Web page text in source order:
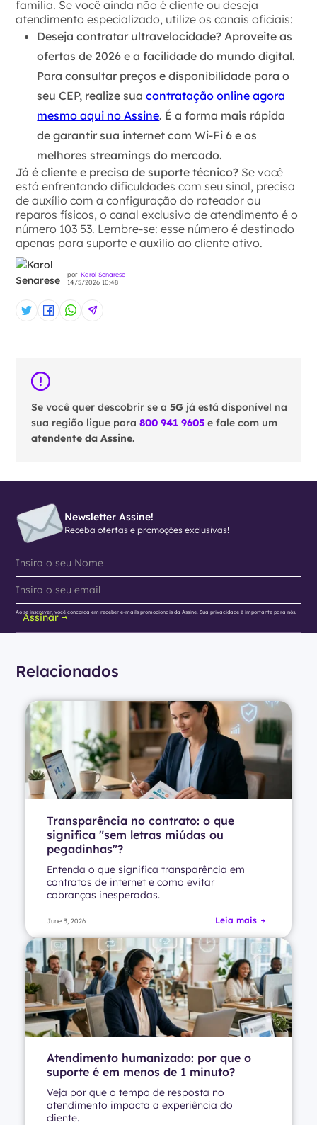
família. Se você ainda não é cliente ou deseja
atendimento especializado, utilize os canais oficiais:
Deseja contratar ultravelocidade? Aproveite as
ofertas de 2026 e a facilidade do mundo digital.
Para consultar preços e disponibilidade para o
seu CEP, realize suacontratação online agora
mesmo aqui no Assine. É a forma mais rápida
de garantir sua internet com Wi-Fi 6 e os
melhores streamings do mercado.
Já é cliente e precisa de suporte técnico? Se você
está enfrentando dificuldades com seu sinal, precisa
de auxílio com a configuração do roteador ou
reparos físicos, o canal exclusivo de atendimento é o
número 103 53. Lembre-se: esse número é destinado
apenas para suporte e auxílio ao cliente ativo.
por Karol Senarese
14/5/2026 10:48
Se você quer descobrir se a5G já está disponível na
sua região ligue para800 941 9605 e fale com um
atendente da Assine.
Newsletter Assine!
Receba ofertas e promoções exclusivas!
Assinar
Ao se inscrever, você concorda em receber e-mails promocionais da Assine. Sua privacidade é importante para nós.
Relacionados
Transparência no contrato: o que
significa "sem letras miúdas ou
pegadinhas"?
Entenda o que significa transparência em
contratos de internet e como evitar
cobranças inesperadas.
June 3, 2026 Leia mais
Atendimento humanizado: por que o
suporte é em menos de 1 minuto?
Veja por que o tempo de resposta no
atendimento impacta a experiência do
cliente.